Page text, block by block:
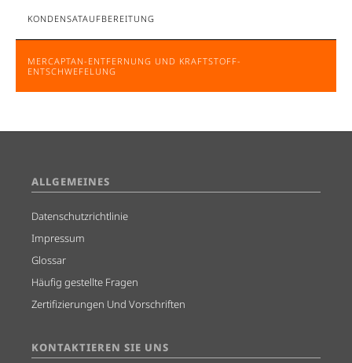
KONDENSATAUFBEREITUNG
MERCAPTAN-ENTFERNUNG UND KRAFTSTOFF-
ENTSCHWEFELUNG
ALLGEMEINES
Datenschutzrichtlinie
Impressum
Glossar
Häufig gestellte Fragen
Zertifizierungen Und Vorschriften
KONTAKTIEREN SIE UNS